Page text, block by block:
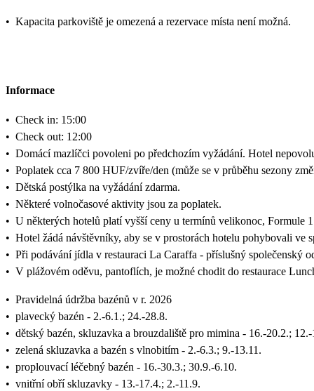
• Kapacita parkoviště je omezená a rezervace místa není možná.
Informace
• Check in: 15:00
• Check out: 12:00
• Domácí mazlíčci povoleni po předchozím vyžádání. Hotel
• Poplatek cca 7 800 HUF/zvíře/den (může se v průběhu sezony
• Dětská postýlka na vyžádání zdarma.
• Některé volnočasové aktivity jsou za poplatek.
• U některých hotelů platí vyšší ceny u termínů velikonoc, Formule
• Hotel žádá návštěvníky, aby se v prostorách hotelu pohybovali ve
• Při podávání jídla v restauraci La Caraffa - příslušný společenský
• V plážovém oděvu, pantoflích, je možné chodit do restaurace
• Pravidelná údržba bazénů v r. 2026
• plavecký bazén - 2.-6.1.; 24.-28.8.
• dětský bazén, skluzavka a brouzdaliště pro mimina - 16.-20.2.;
• zelená skluzavka a bazén s vlnobitím - 2.-6.3.; 9.-13.11.
• proplouvací léčebný bazén - 16.-30.3.; 30.9.-6.10.
• vnitřní obří skluzavky - 13.-17.4.; 2.-11.9.